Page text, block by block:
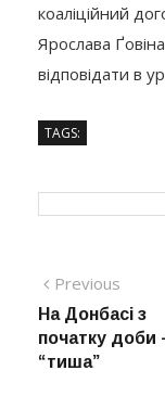
коаліційний
Ярослава
відповідати в
TAGS:
Навігація
записів
Previous
post:
На Донбасі з
початку доби
“тиша”